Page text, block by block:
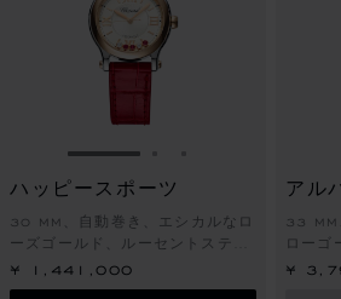
スライドに移動 1スライドに移動
ハッピースポーツ
30 MM、自動巻き、エシカルなロ
ーズゴールド、ルーセントスティ
ール™、ダイヤモンド、ルビー
¥ 1,441,000
アル
33 MM
ローゴ
ール™
¥